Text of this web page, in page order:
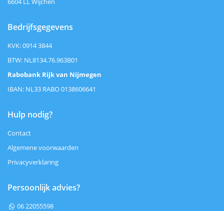
Bedrijfsgegevens
KVK: 0914 3844
BTW: NL8134.76.963B01
Rabobank Rijk van Nijmegen
IBAN: NL33 RABO 0138606641
Hulp nodig?
Contact
Algemene voorwaarden
Privacyverklaring
Persoonlijk advies?
 06 22055598